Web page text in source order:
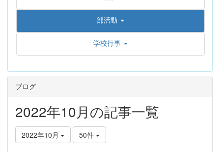
部活動
学校行事
ブログ
2022年10月の記事一覧
2022年10月 50件